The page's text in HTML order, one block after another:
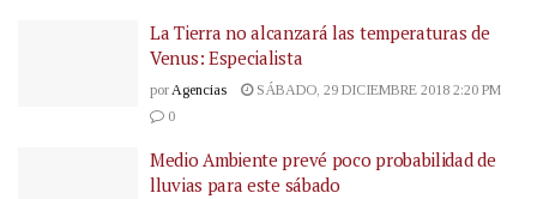
La Tierra no alcanzará las temperaturas de
Venus: Especialista
porAgencias
SÁBADO, 29 DICIEMBRE 2018 2:20 PM
0
Medio Ambiente prevé poco probabilidad de
lluvias para este sábado